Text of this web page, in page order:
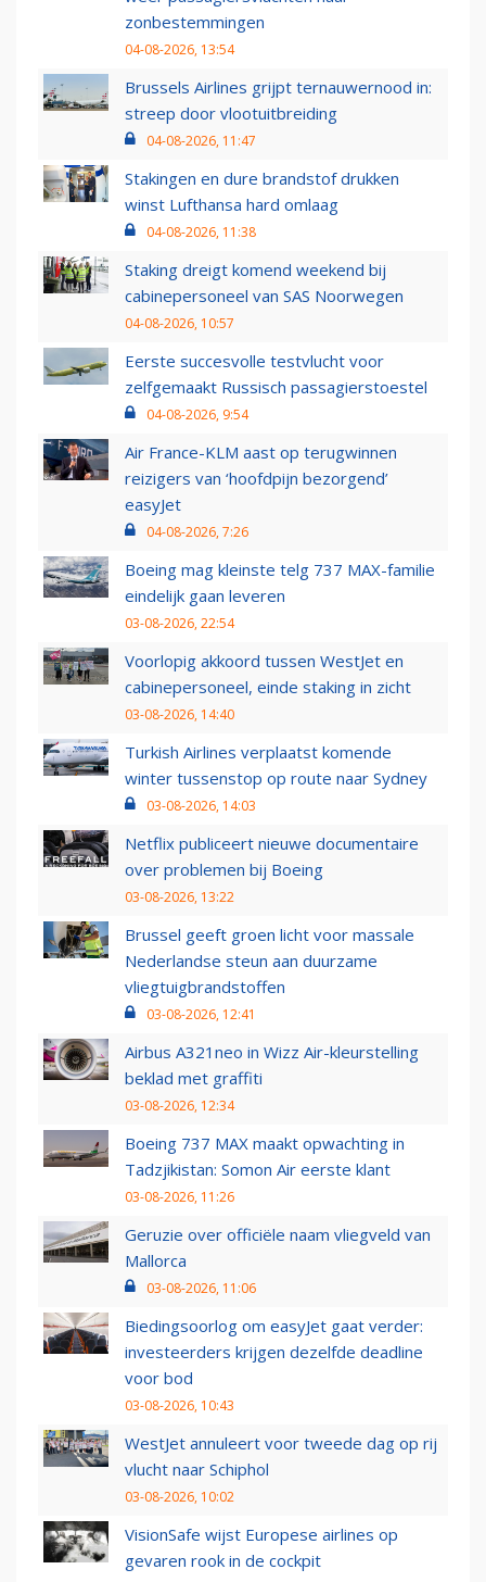
zonbestemmingen
04-08-2026, 13:54
Brussels Airlines grijpt ternauwernood in:
streep door vlootuitbreiding
04-08-2026, 11:47
Stakingen en dure brandstof drukken
winst Lufthansa hard omlaag
04-08-2026, 11:38
Staking dreigt komend weekend bij
cabinepersoneel van SAS Noorwegen
04-08-2026, 10:57
Eerste succesvolle testvlucht voor
zelfgemaakt Russisch passagierstoestel
04-08-2026, 9:54
Air France-KLM aast op terugwinnen
reizigers van ‘hoofdpijn bezorgend’
easyJet
04-08-2026, 7:26
Boeing mag kleinste telg 737 MAX-familie
eindelijk gaan leveren
03-08-2026, 22:54
Voorlopig akkoord tussen WestJet en
cabinepersoneel, einde staking in zicht
03-08-2026, 14:40
Turkish Airlines verplaatst komende
winter tussenstop op route naar Sydney
03-08-2026, 14:03
Netflix publiceert nieuwe documentaire
over problemen bij Boeing
03-08-2026, 13:22
Brussel geeft groen licht voor massale
Nederlandse steun aan duurzame
vliegtuigbrandstoffen
03-08-2026, 12:41
Airbus A321neo in Wizz Air-kleurstelling
beklad met graffiti
03-08-2026, 12:34
Boeing 737 MAX maakt opwachting in
Tadzjikistan: Somon Air eerste klant
03-08-2026, 11:26
Geruzie over officiële naam vliegveld van
Mallorca
03-08-2026, 11:06
Biedingsoorlog om easyJet gaat verder:
investeerders krijgen dezelfde deadline
voor bod
03-08-2026, 10:43
WestJet annuleert voor tweede dag op rij
vlucht naar Schiphol
03-08-2026, 10:02
VisionSafe wijst Europese airlines op
gevaren rook in de cockpit